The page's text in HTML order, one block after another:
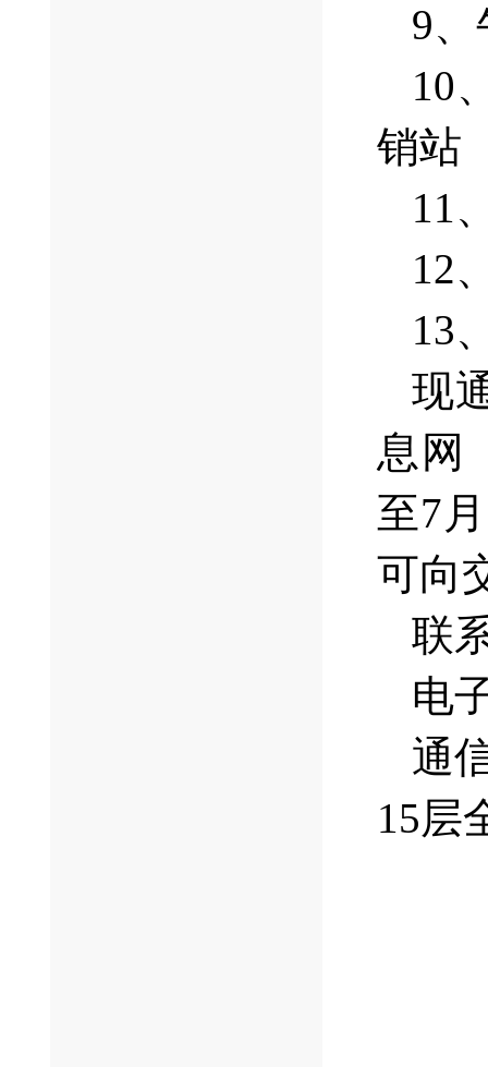
9
10
销站
11
12
13
现
息网
至7
可向
联
电
通
15层